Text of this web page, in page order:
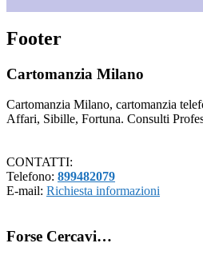
Footer
Cartomanzia Milano
Cartomanzia Milano, cartomanzia
Affari, Sibille, Fortuna. Consulti
CONTATTI:
Telefono: 899482079
E-mail: Richiesta informazioni
Forse Cercavi…